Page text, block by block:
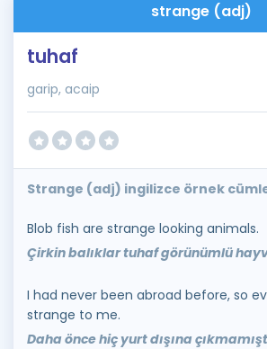
İngilizce Gramer
strange (adj)
tuhaf
garip, acaip
Strange (adj) ingilizce örnek
Blob fish are strange looking animals.
Çirkin balıklar tuhaf görünümlü
I had never been abroad before, so
strange to me.
Daha önce hiç yurt dışına